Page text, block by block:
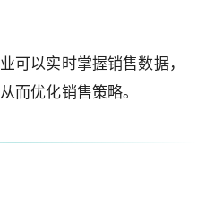
可以实时掌握销售数据，
而优化销售策略。